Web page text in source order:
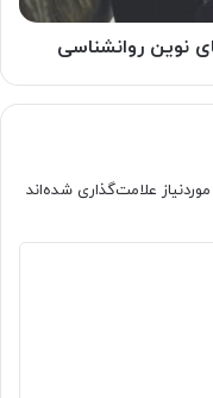
نوین روانشناسی
علامت‌گذاری شده‌اند